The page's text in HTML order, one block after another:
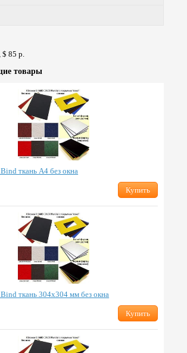
85 р.
товары
ткань А4 без окна
Купить
ткань 304х304 мм без окна
Купить